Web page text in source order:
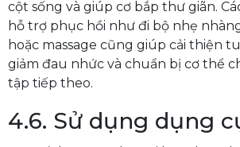
cột sống và giúp cơ bắp thư giãn.
hỗ trợ phục hồi như đi bộ nhẹ
hoặc massage cũng giúp cải thiện
giảm đau nhức và chuẩn bị cơ thể
tập tiếp theo.
4.6. Sử dụng dụng